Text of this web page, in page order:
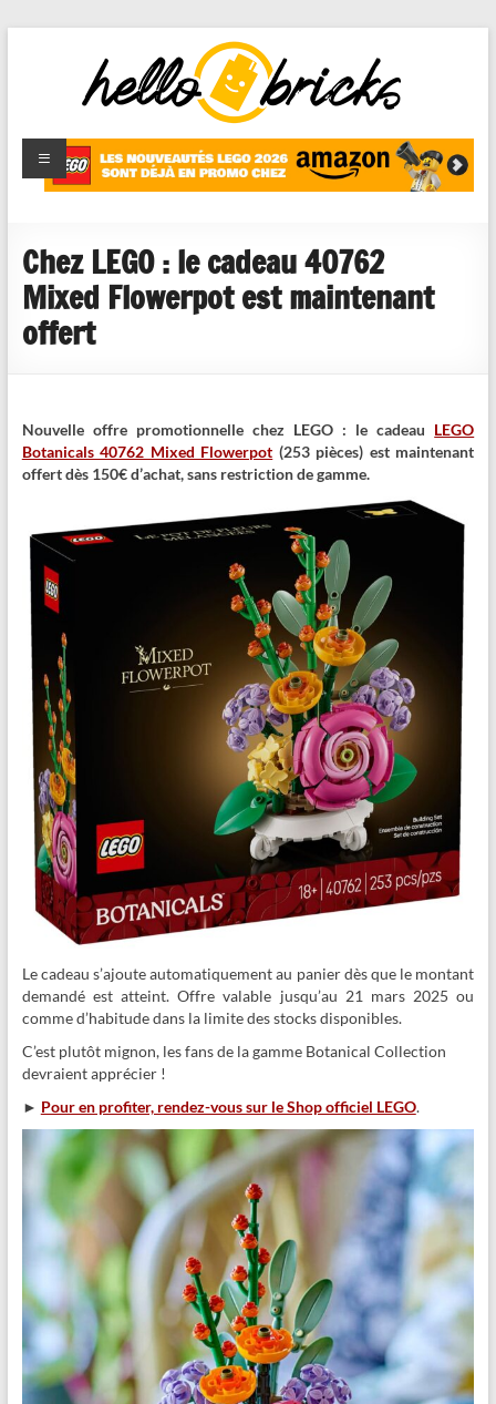
HelloBricks
Blog LEGO,
nouveaut�s
reviews
Chez LEGO : le cadeau 40762
Mixed Flowerpot est maintenant
offert
Nouvelle offre promotionnelle chez LEGO : le cadeau LEGO
Botanicals 40762 Mixed Flowerpot (253 pièces) est maintenant
offert dès 150€ d’achat, sans restriction de gamme.
Le cadeau s’ajoute automatiquement au panier dès que le montant
demandé est atteint. Offre valable jusqu’au 21 mars 2025 ou
comme d’habitude dans la limite des stocks disponibles.
C’est plutôt mignon, les fans de la gamme Botanical Collection
devraient apprécier !
► Pour en profiter, rendez-vous sur le Shop officiel LEGO.